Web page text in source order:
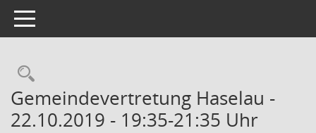
Toggle navigation
Rechercheauswahl
Gemeindevertretung Haselau -
22.10.2019 - 19:35-21:35 Uhr